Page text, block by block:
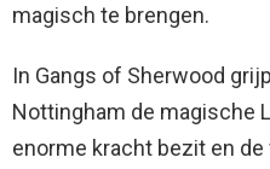
magisch te brengen.
In Gangs of Sherwood
Nottingham de magische
enorme kracht bezit en